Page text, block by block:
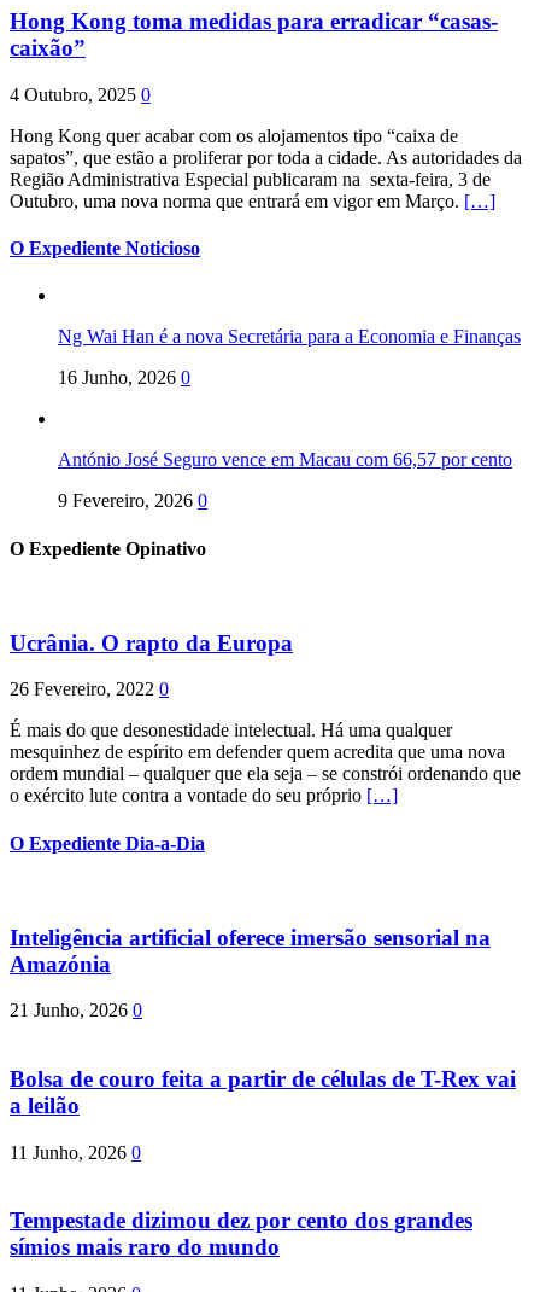
Hong Kong toma medidas para erradicar “casas-
caixão”
4 Outubro, 2025 0
Hong Kong quer acabar com os alojamentos tipo “caixa de
sapatos”, que estão a proliferar por toda a cidade. As autoridades da
Região Administrativa Especial publicaram na sexta-feira, 3 de
Outubro, uma nova norma que entrará em vigor em Março. […]
O Expediente Noticioso
Ng Wai Han é a nova Secretária para a Economia e Finanças
16 Junho, 2026 0
António José Seguro vence em Macau com 66,57 por cento
9 Fevereiro, 2026 0
O Expediente Opinativo
Ucrânia. O rapto da Europa
26 Fevereiro, 2022 0
É mais do que desonestidade intelectual. Há uma qualquer
mesquinhez de espírito em defender quem acredita que uma nova
ordem mundial – qualquer que ela seja – se constrói ordenando que
o exército lute contra a vontade do seu próprio […]
O Expediente Dia-a-Dia
Inteligência artificial oferece imersão sensorial na
Amazónia
21 Junho, 2026 0
Bolsa de couro feita a partir de células de T-Rex vai
a leilão
11 Junho, 2026 0
Tempestade dizimou dez por cento dos grandes
símios mais raro do mundo